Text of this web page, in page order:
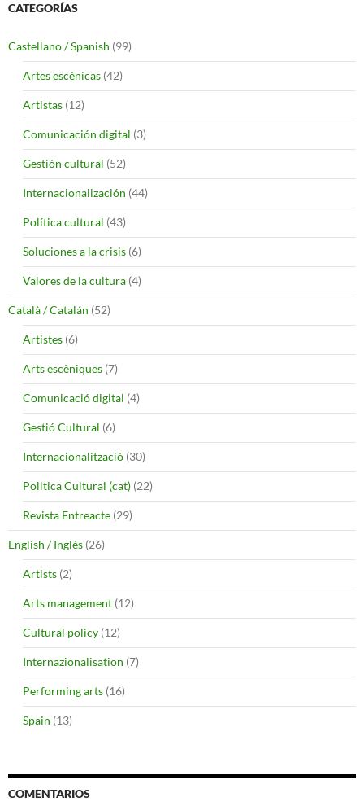
CATEGORÍAS
Castellano / Spanish (99)
Artes escénicas (42)
Artistas (12)
Comunicación digital (3)
Gestión cultural (52)
Internacionalización (44)
Política cultural (43)
Soluciones a la crisis (6)
Valores de la cultura (4)
Català / Catalán (52)
Artistes (6)
Arts escèniques (7)
Comunicació digital (4)
Gestió Cultural (6)
Internacionalització (30)
Politica Cultural (cat) (22)
Revista Entreacte (29)
English / Inglés (26)
Artists (2)
Arts management (12)
Cultural policy (12)
Internazionalisation (7)
Performing arts (16)
Spain (13)
COMENTARIOS